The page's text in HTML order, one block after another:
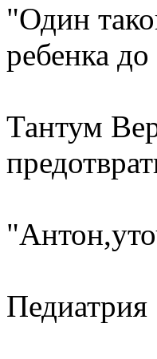
"Один
ребенка
Тантум
Педиатрия